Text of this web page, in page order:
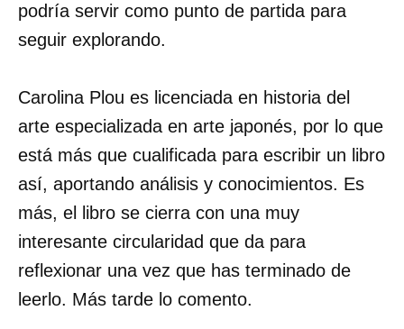
podría servir como punto de partida para
seguir explorando.
Carolina Plou es licenciada en historia del
arte especializada en arte japonés, por lo que
está más que cualificada para escribir un libro
así, aportando análisis y conocimientos. Es
más, el libro se cierra con una muy
interesante circularidad que da para
reflexionar una vez que has terminado de
leerlo. Más tarde lo comento.